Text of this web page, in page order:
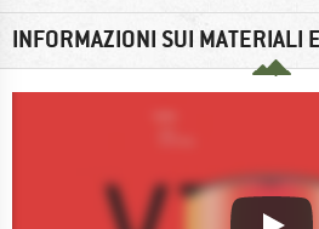
INFORMAZIONI SUI MATERIALI